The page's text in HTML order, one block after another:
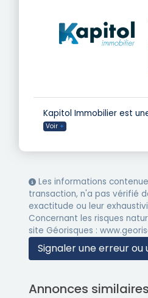
Kapitol Immobilier est
Voir +
Les informations
transaction, n'a pas vérifié
exactitude ou leur
Concernant les risques
site Géorisques :
Signaler une erreur ou
Annonces